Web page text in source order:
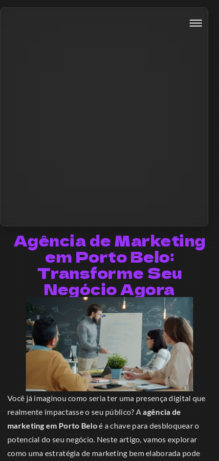
Agência de Marketing
em Porto Belo:
Transforme Seu
Negócio Agora
Você já imaginou como seria ter uma presença digital que
realmente impactasse o seu público? Aagência de
marketing em Porto Beloé a chave para desbloquear o
potencial do seu negócio. Neste artigo, vamos explorar
como uma estratégia de marketing bem elaborada pode